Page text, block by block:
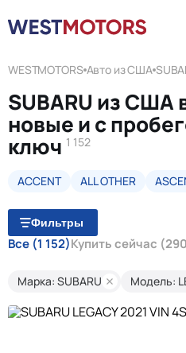
WESTMOTORS Авто из США
SUBARU из США
новые и с
ключ 1 152
ACCENT ALL OTHER
Фильтры
Все (1 152)Купить сейчас
Марка: SUBARU Модель: